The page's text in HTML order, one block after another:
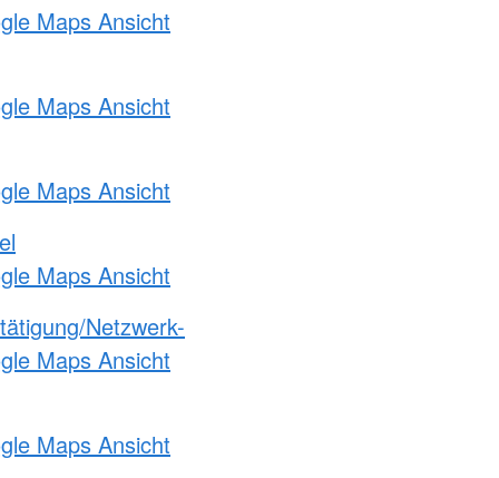
Maps Ansicht
Maps Ansicht
Maps Ansicht
Maps Ansicht
Netzwerk-
Maps Ansicht
Maps Ansicht